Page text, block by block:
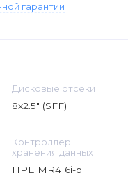
гарантии
Дисковые отсеки
8x2.5" (SFF)
Контроллер
хранения данных
HPE MR416i-p